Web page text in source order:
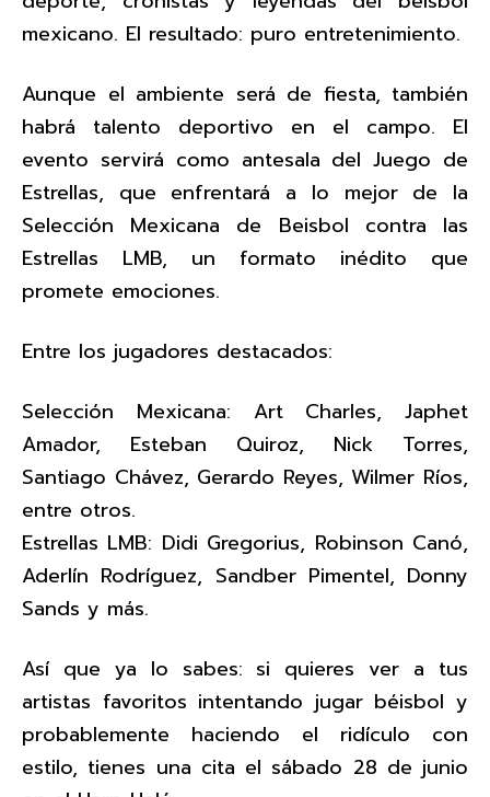
mexicano. El resultado: puro entretenimiento.
Aunque el ambiente será de fiesta, también
habrá talento deportivo en el campo. El
evento servirá como antesala del Juego de
Estrellas, que enfrentará a lo mejor de la
Selección Mexicana de Beisbol contra las
Estrellas LMB, un formato inédito que
promete emociones.
Entre los jugadores destacados:
Selección Mexicana: Art Charles, Japhet
Amador, Esteban Quiroz, Nick Torres,
Santiago Chávez, Gerardo Reyes, Wilmer Ríos,
entre otros.
Estrellas LMB: Didi Gregorius, Robinson Canó,
Aderlín Rodríguez, Sandber Pimentel, Donny
Sands y más.
Así que ya lo sabes: si quieres ver a tus
artistas favoritos intentando jugar béisbol y
probablemente haciendo el ridículo con
estilo, tienes una cita el sábado 28 de junio